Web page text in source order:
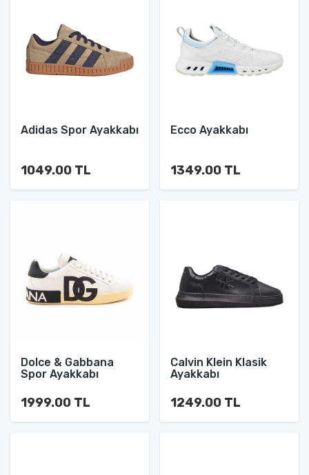
Adidas Spor Ayakkabı
1049.00 TL
Ecco Ayakkabı
1349.00 TL
Dolce & Gabbana
Spor Ayakkabı
1999.00 TL
Calvin Klein Klasik
Ayakkabı
1249.00 TL